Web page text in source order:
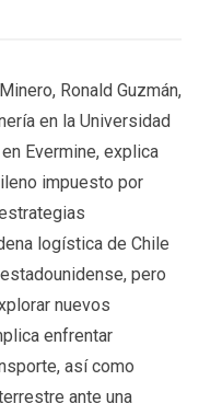
Ronald Guzmán,
en la Universidad
Evermine, explica
impuesto por
logística de Chile
pero
nuevos
enfrentar
así como
ante una